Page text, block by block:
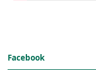
Facebook